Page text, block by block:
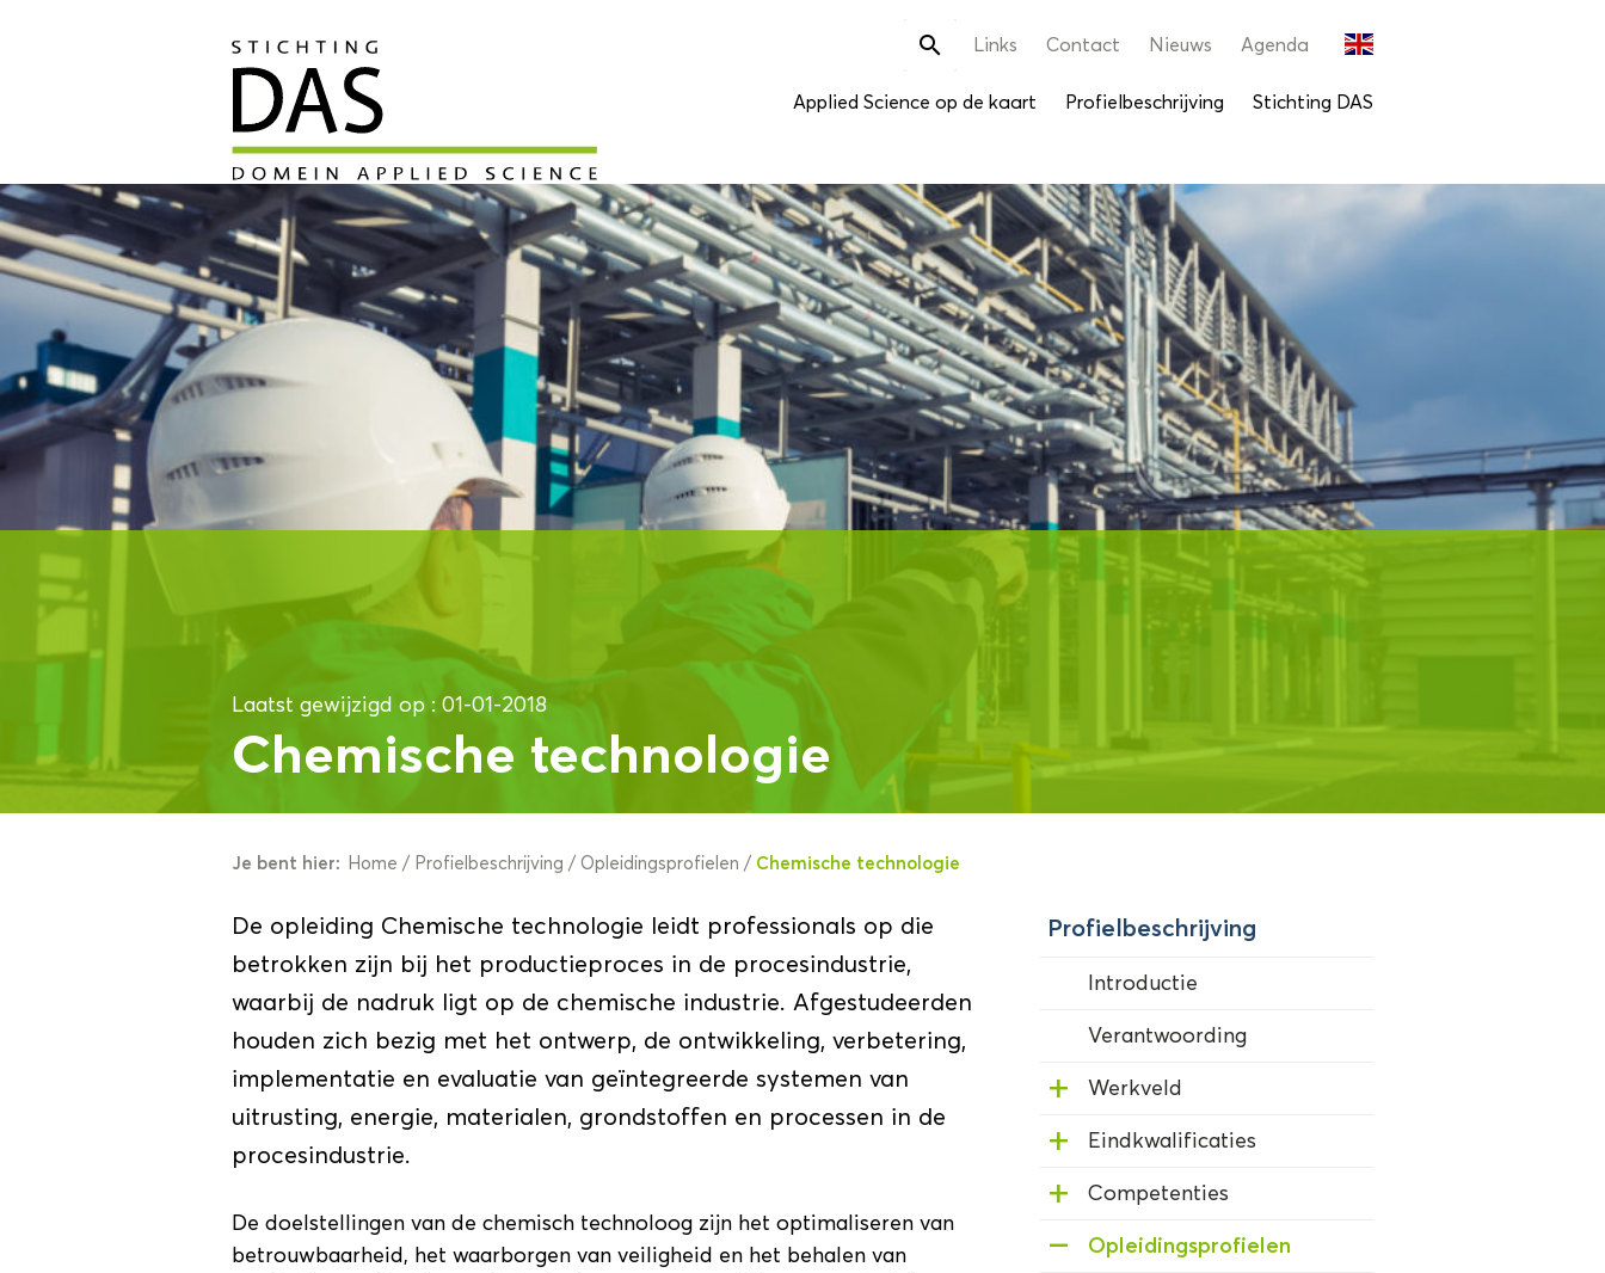
Zoek
naar:
 Links Contact Nieuws Agenda
Applied Science op de kaart Profielbeschrijving Stichting DAS
Laatst gewijzigd op : 01-01-2018
Chemische technologie
Je bent hier: Home / Profielbeschrijving / Opleidingsprofielen / Chemische technologie
De opleiding Chemische technologie leidt professionals op die
betrokken zijn bij het productieproces in de procesindustrie,
waarbij de nadruk ligt op de chemische industrie. Afgestudeerden
houden zich bezig met het ontwerp, de ontwikkeling, verbetering,
implementatie en evaluatie van geïntegreerde systemen van
uitrusting, energie, materialen, grondstoffen en processen in de
procesindustrie.
De doelstellingen van de chemisch technoloog zijn het optimaliseren van
betrouwbaarheid, het waarborgen van veiligheid en het behalen van
Profielbeschrijving
Introductie
Verantwoording
Werkveld
Eindkwalificaties
Competenties
Opleidingsprofielen